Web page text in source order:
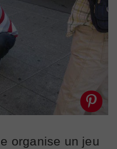
organise un jeu